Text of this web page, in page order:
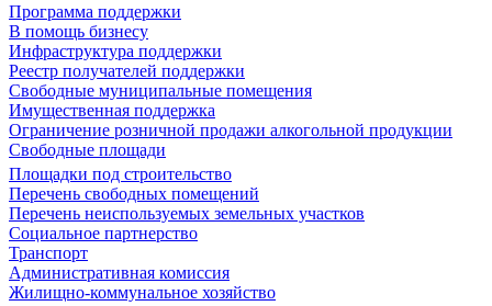
Программа поддержки
В помощь бизнесу
Инфраструктура поддержки
Реестр получателей поддержки
Свободные муниципальные помещения
Имущественная поддержка
Ограничение розничной продажи алкогольной продукции
Свободные площади
Площадки под строительство
Перечень свободных помещений
Перечень неиспользуемых земельных участков
Социальное партнерство
Транспорт
Административная комиссия
Жилищно-коммунальное хозяйство